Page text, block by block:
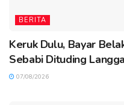
BERITA
Keruk Dulu, Bayar
Sebabi Dituding
07/08/2026